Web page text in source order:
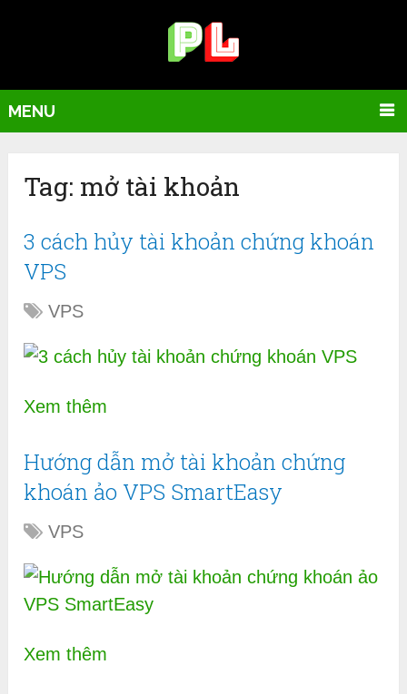
MENU
Tag: mở tài khoản
3 cách hủy tài khoản chứng khoán
VPS
VPS
Xem thêm
Hướng dẫn mở tài khoản chứng
khoán ảo VPS SmartEasy
VPS
Xem thêm